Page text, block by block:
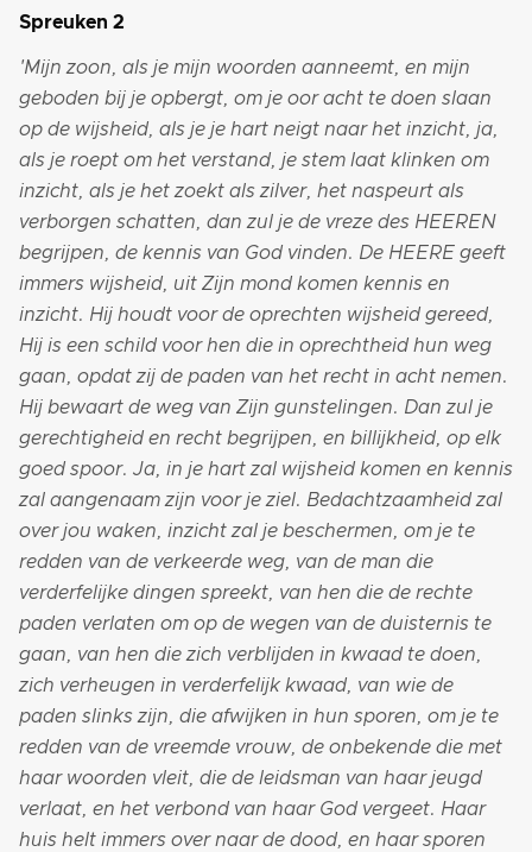
Spreuken 2
'Mijn zoon, als je mijn woorden aanneemt, en mijn
geboden bij je opbergt, om je oor acht te doen slaan
op de wijsheid, als je je hart neigt naar het inzicht, ja,
als je roept om het verstand, je stem laat klinken om
inzicht, als je het zoekt als zilver, het naspeurt als
verborgen schatten, dan zul je de vreze des HEEREN
begrijpen, de kennis van God vinden. De HEERE geeft
immers wijsheid, uit Zijn mond komen kennis en
inzicht. Hij houdt voor de oprechten wijsheid gereed,
Hij is een schild voor hen die in oprechtheid hun weg
gaan, opdat zij de paden van het recht in acht nemen.
Hij bewaart de weg van Zijn gunstelingen. Dan zul je
gerechtigheid en recht begrijpen, en billijkheid, op elk
goed spoor. Ja, in je hart zal wijsheid komen en kennis
zal aangenaam zijn voor je ziel. Bedachtzaamheid zal
over jou waken, inzicht zal je beschermen, om je te
redden van de verkeerde weg, van de man die
verderfelijke dingen spreekt, van hen die de rechte
paden verlaten om op de wegen van de duisternis te
gaan, van hen die zich verblijden in kwaad te doen,
zich verheugen in verderfelijk kwaad, van wie de
paden slinks zijn, die afwijken in hun sporen, om je te
redden van de vreemde vrouw, de onbekende die met
haar woorden vleit, die de leidsman van haar jeugd
verlaat, en het verbond van haar God vergeet. Haar
huis helt immers over naar de dood, en haar sporen